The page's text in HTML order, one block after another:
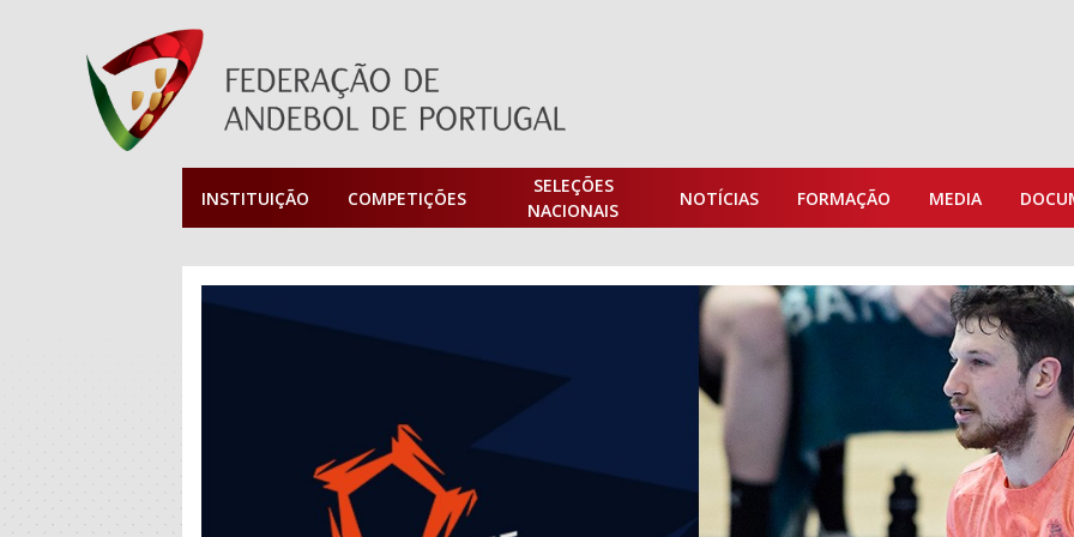
INSTITUIÇÃO COMPETIÇÕES
SELEÇÕES
NACIONAIS
NOTÍCIAS FORMAÇÃO MEDIA